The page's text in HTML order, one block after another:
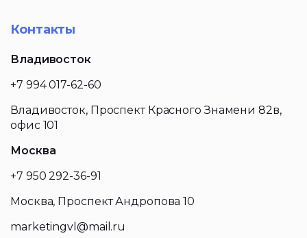
Контакты
Владивосток
+7 994 017-62-60
Владивосток, Проспект Красного Знамени 82в,
офис 101
Москва
+7 950 292-36-91
Москва, Проспект Андропова 10
marketingvl@mail.ru